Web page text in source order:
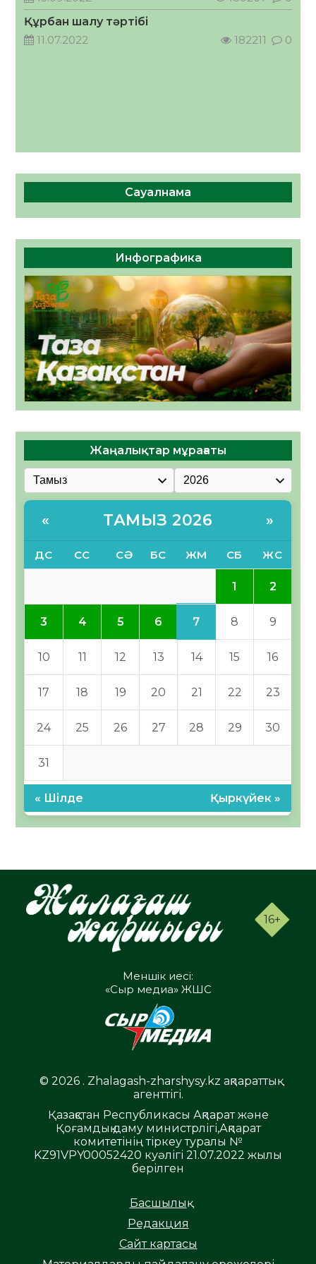
ҚОСЫЛҒАН ҮЛЕС
05.08.2026
Құрбан шалу тәртібі
11.07.2022
182211 0
Сауалнама
Инфографика
Жаңалықтар мұрағаты
« ТАМЫЗ 2026 »
ДС СС СӘ БС ЖМ СБ ЖС
1 2
3 4 5 6 7 8 9
10 11 12 13 14 15 16
17 18 19 20 21 22 23
24 25 26 27 28 29 30
31
« Шілде Қыркүйек »
16+
Меншік иесі:
«Сыр медиа» ЖШС
© 2026 . Zhalagash-zharshysy.kz ақпараттық
агенттігі.
Қазақстан Республикасы Ақпарат және
Қоғамдық даму министрлігі,Ақпарат
комитетінің тіркеу туралы №
KZ91VPY00052420 куәлігі 21.07.2022 жылы
берілген
Басшылық
Редакция
Сайт картасы